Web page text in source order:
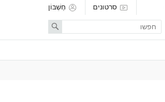
סרטונים חֶשְׁבּוֹן
Enter
search
term
Search